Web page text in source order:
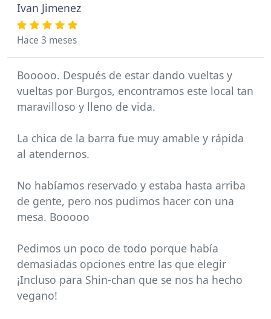
Ivan Jimenez
Hace 3 meses
Booooo. Después de estar dando vueltas y
vueltas por Burgos, encontramos este local tan
maravilloso y lleno de vida.
La chica de la barra fue muy amable y rápida
al atendernos.
No habíamos reservado y estaba hasta arriba
de gente, pero nos pudimos hacer con una
mesa. Booooo
Pedimos un poco de todo porque había
demasiadas opciones entre las que elegir
¡Incluso para Shin-chan que se nos ha hecho
vegano!